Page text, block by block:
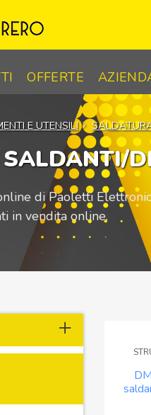
OFFERTE
E UTENSILI
di Paoletti
in vendita online.